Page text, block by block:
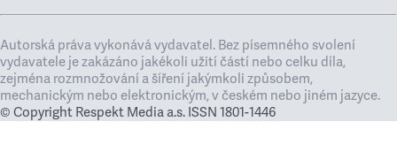
Autorská práva vykonává vydavatel. Bez písemného svolení
vydavatele je zakázáno jakékoli užití částí nebo celku díla,
zejména rozmnožování a šíření jakýmkoli způsobem,
mechanickým nebo elektronickým, v českém nebo jiném jazyce.
© Copyright Respekt Media a.s. ISSN 1801-1446